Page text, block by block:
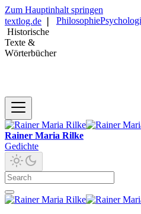
Zum Hauptinhalt springen
textlog.de
Historische
Texte &
Wörterbücher
Philosophie
Rainer Maria Rilke
Gedichte